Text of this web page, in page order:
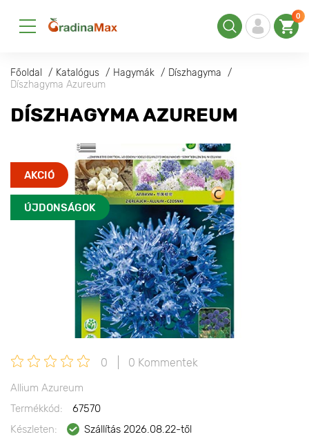
0
Főoldal Katalógus Hagymák
Díszhagyma
Díszhagyma Azureum
DÍSZHAGYMA AZUREUM
AKCIÓ
ÚJDONSÁGOK
0 0 Kommentek
Allium Azureum
Termékkód:
67570
Készleten:
Szállítás 2026.08.22-től